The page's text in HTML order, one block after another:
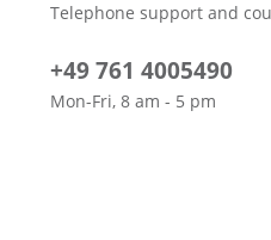
Telephone support and
+49 761 4005490
Mon-Fri, 8 am - 5 pm